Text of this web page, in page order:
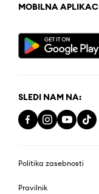
MOBILNA
SLEDI NAM NA:
Politika zasebnosti
Pravilnik